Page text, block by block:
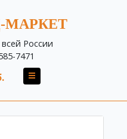
МАРКЕТ
России
7471